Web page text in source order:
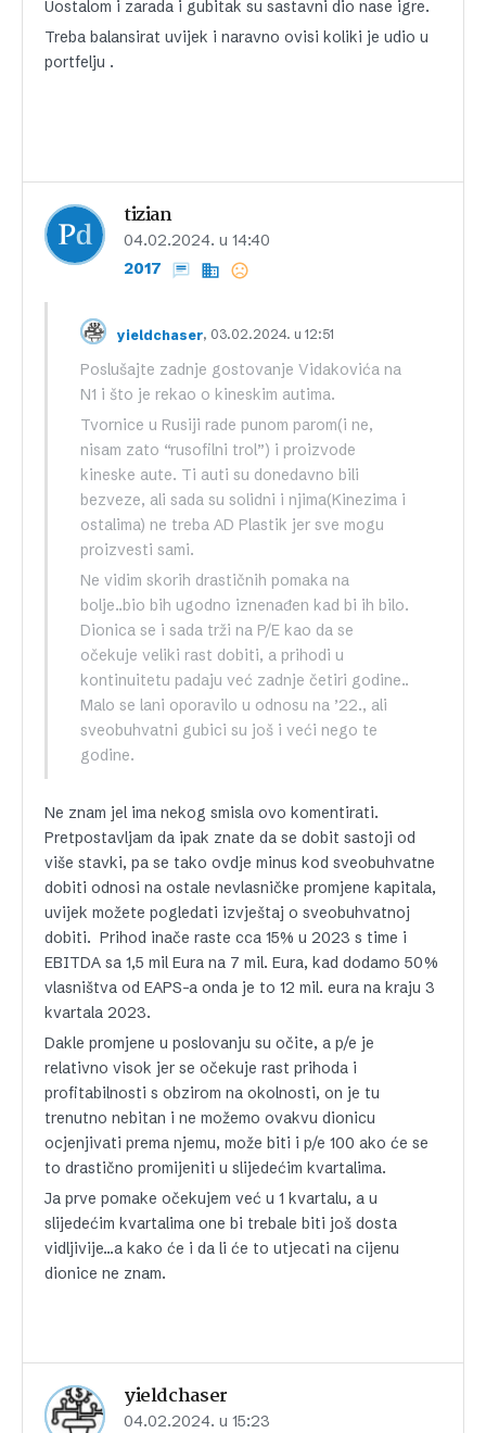
Uostalom i zarada i gubitak su sastavni dio nase igre.
Treba balansirat uvijek i naravno ovisi koliki je udio u
portfelju .
tizian
04.02.2024. u 14:40
2017
yieldchaser, 03.02.2024. u 12:51
Poslušajte zadnje gostovanje Vidakovića na
N1 i što je rekao o kineskim autima.
Tvornice u Rusiji rade punom parom(i ne,
nisam zato “rusofilni trol”) i proizvode
kineske aute. Ti auti su donedavno bili
bezveze, ali sada su solidni i njima(Kinezima i
ostalima) ne treba AD Plastik jer sve mogu
proizvesti sami.
Ne vidim skorih drastičnih pomaka na
bolje..bio bih ugodno iznenađen kad bi ih bilo.
Dionica se i sada trži na P/E kao da se
očekuje veliki rast dobiti, a prihodi u
kontinuitetu padaju već zadnje četiri godine..
Malo se lani oporavilo u odnosu na ’22., ali
sveobuhvatni gubici su još i veći nego te
godine.
Ne znam jel ima nekog smisla ovo komentirati.
Pretpostavljam da ipak znate da se dobit sastoji od
više stavki, pa se tako ovdje minus kod sveobuhvatne
dobiti odnosi na ostale nevlasničke promjene kapitala,
uvijek možete pogledati izvještaj o sveobuhvatnoj
dobiti. Prihod inače raste cca 15% u 2023 s time i
EBITDA sa 1,5 mil Eura na 7 mil. Eura, kad dodamo 50%
vlasništva od EAPS-a onda je to 12 mil. eura na kraju 3
kvartala 2023.
Dakle promjene u poslovanju su očite, a p/e je
relativno visok jer se očekuje rast prihoda i
profitabilnosti s obzirom na okolnosti, on je tu
trenutno nebitan i ne možemo ovakvu dionicu
ocjenjivati prema njemu, može biti i p/e 100 ako će se
to drastično promijeniti u slijedećim kvartalima.
Ja prve pomake očekujem već u 1 kvartalu, a u
slijedećim kvartalima one bi trebale biti još dosta
vidljivije…a kako će i da li će to utjecati na cijenu
dionice ne znam.
yieldchaser
04.02.2024. u 15:23